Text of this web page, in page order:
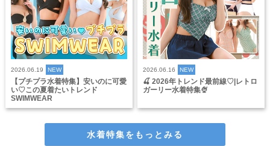
2026.06.19 NEW
【プチプラ水着特集】安いのに可愛
い♡この夏着たいトレンド
SWIMWEAR
2026.06.16 NEW
🍒 2026年トレンド最前線♡|レトロ
ガーリー水着特集🍨
水着特集をもっとみる